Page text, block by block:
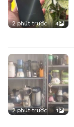
2 phút trước 4
2 phút trước 1